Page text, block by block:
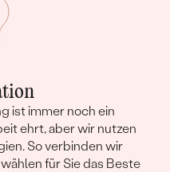
ist immer noch ein
ehrt, aber wir nutzen
So verbinden wir
für Sie das Beste